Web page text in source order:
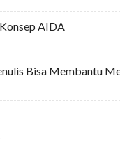
AIDA
Bisa Membantu